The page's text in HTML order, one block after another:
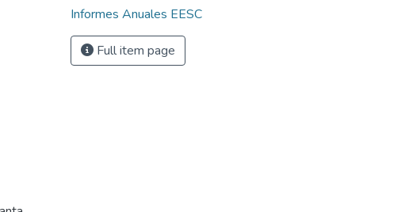
Informes Anuales EESC
Full item page